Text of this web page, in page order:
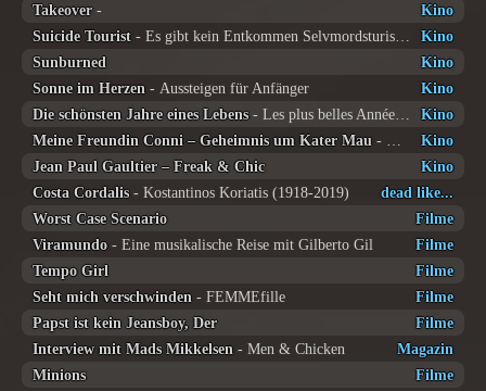
Takeover-
Kino
Suicide Tourist
Kino
Sunburned
Kino
Sonne im Herzen - Aussteigen für Anfänger
Kino
Die schönsten Jahre eines Lebens
Kino
Meine Freundin Conni – Geheimnis um Kater Mau
Kino
Jean Paul Gaultier – Freak & Chic
Kino
Costa Cordalis- Kostantinos Koriatis (1918-2019)
dead like...
Worst Case Scenario
Filme
Viramundo - Eine musikalische Reise mit Gilberto Gil
Filme
Tempo Girl
Filme
Seht mich verschwinden - FEMMEfille
Filme
Papst ist kein Jeansboy, Der
Filme
Interview mit Mads Mikkelsen - Men & Chicken
Magazin
Minions
Filme